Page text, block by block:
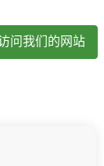
问我们的网站